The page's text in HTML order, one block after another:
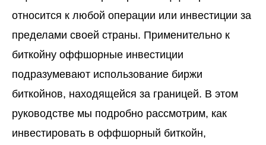
относится к любой операции или инвестиции за
пределами своей страны. Применительно к
биткойну оффшорные инвестиции
подразумевают использование биржи
биткойнов, находящейся за границей. В этом
руководстве мы подробно рассмотрим, как
инвестировать в оффшорный биткойн,